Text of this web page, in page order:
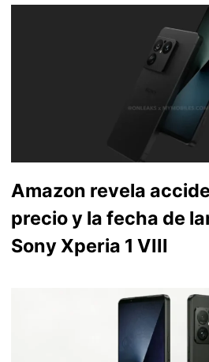
Amazon revela
precio y la fecha de
Sony Xperia 1 VIII